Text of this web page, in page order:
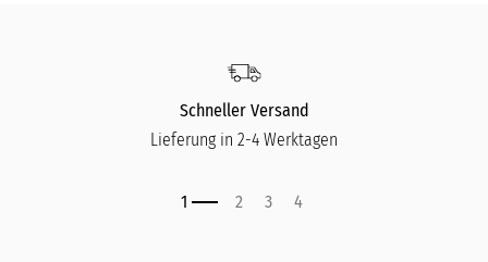
Schneller Versand
Lieferung in 2-4 Werktagen